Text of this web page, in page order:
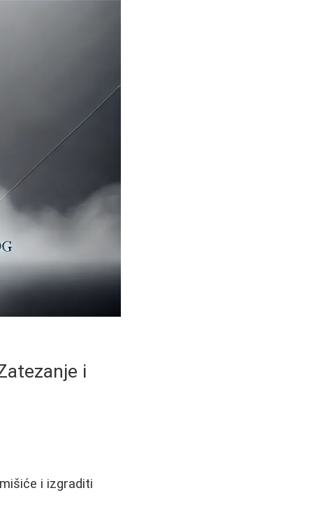
i
i izgraditi